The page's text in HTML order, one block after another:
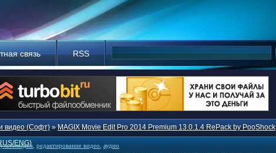
связь RSS
видео (Софт)»MAGIX Movie Edit Pro 2014 Premium 13.0.1.4 RePack by PooShock
ENG)
редактирование видео аудио